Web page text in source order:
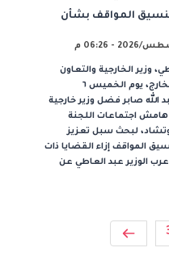
المواقف بشأن
وزير الخارجية والتعاون
الدولي والمصريين بالخارج، يوم الخميس ٦
صابر فضل وزير خارجية
اجتماعات اللجنة
لبحث سبل تعزيز
المواقف إزاء القضايا ذات
الوزير عبد العاطي عن